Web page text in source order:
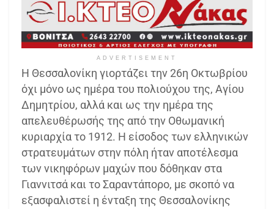
ADVERTISEMENT
Η Θεσσαλονίκη γιορτάζει την 26η Οκτωβρίου
όχι μόνο ως ημέρα του πολιούχου της, Αγίου
Δημητρίου, αλλά και ως την ημέρα της
απελευθέρωσής της από την Οθωμανική
κυριαρχία το 1912. Η είσοδος των ελληνικών
στρατευμάτων στην πόλη ήταν αποτέλεσμα
των νικηφόρων μαχών που δόθηκαν στα
Γιαννιτσά και το Σαραντάπορο, με σκοπό να
εξασφαλιστεί η ένταξη της Θεσσαλονίκης